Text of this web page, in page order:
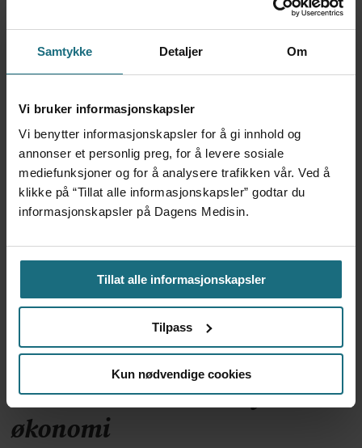
Samtykke Detaljer Om
Vi bruker informasjonskapsler
Vi benytter informasjonskapsler for å gi innhold og
annonser et personlig preg, for å levere sosiale
mediefunksjoner og for å analysere trafikken vår. Ved å
klikke på “Tillat alle informasjonskapsler” godtar du
informasjonskapsler på Dagens Medisin.
Tillat alle informasjonskapsler
Tilpass
Kun nødvendige cookies
Foretaksreformen må vurderes
i pasientenes perspektiv
Kvalitet er ikke motstykket til
økonomi